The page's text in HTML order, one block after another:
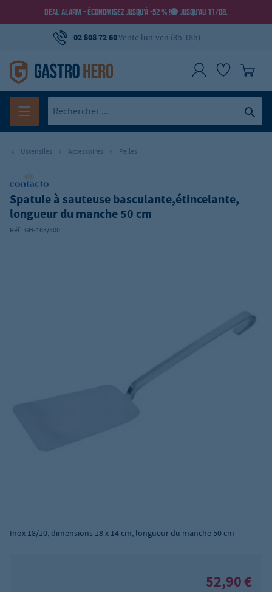
DEAL ALARM - ÉCONOMISEZ JUSQU’À -52 % ! JUSQU’AU 11/08.
02 808 72 60Vente lun-ven (8h-18h)
Ustensiles Accessoires Pelles
Spatule à sauteuse basculante,étincelante,
longueur du manche 50 cm
Réf.: GH-163/500
Inox 18/10, dimensions 18 x 14 cm, longueur du manche 50 cm
52,90 €